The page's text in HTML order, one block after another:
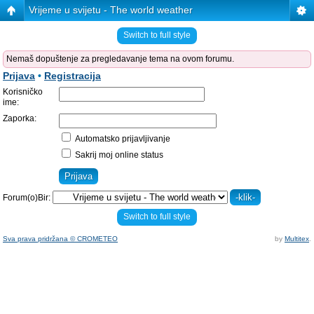
Vrijeme u svijetu - The world weather
Switch to full style
Nemaš dopuštenje za pregledavanje tema na ovom forumu.
Prijava • Registracija
Korisničko
ime:
Zaporka:
Automatsko prijavljivanje
Sakrij moj online status
Forum(o)Bir:
Switch to full style
Sva prava pridržana © CROMETEO by Multitex